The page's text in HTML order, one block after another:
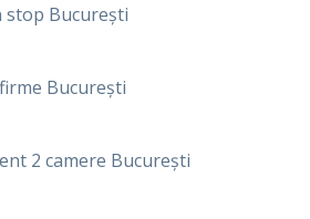
București
București
2 camere București